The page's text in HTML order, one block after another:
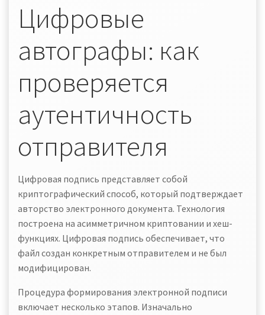
Цифровые
автографы: как
проверяется
аутентичность
отправителя
Цифровая подпись представляет собой
криптографический способ, который подтверждает
авторство электронного документа. Технология
построена на асимметричном криптовании и хеш-
функциях. Цифровая подпись обеспечивает, что
файл создан конкретным отправителем и не был
модифицирован.
Процедура формирования электронной подписи
включает несколько этапов. Изначально